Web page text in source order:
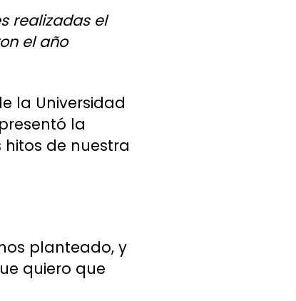
realizadas el
el año
la Universidad
la
de nuestra
planteado, y
quiero que